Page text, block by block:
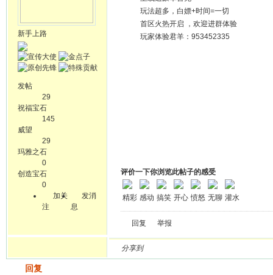
新手上路
发帖
29
祝福宝石
145
威望
29
玛雅之石
0
创造宝石
0
加关
注
发消
息
玩法超多，白嫖+时间=一切
首区火热开启 ，欢迎进群体验
玩家体验君羊：953452335
评价一下你浏览此帖子的感受
精彩 感动 搞笑 开心 愤怒 无聊 灌水
回复 举报
分享到
回复